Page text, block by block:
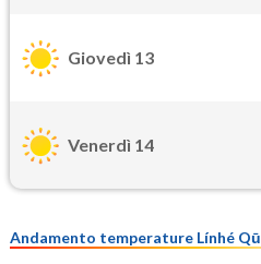
Giovedì 13
Venerdì 14
Andamento temperature Línhé Qū